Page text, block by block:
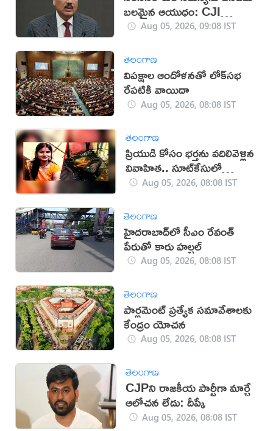
బలమైన ఆయుధం: CJI
సూర్యకాంత్
Aug 05, 2026, 09:08 IST
తెలంగాణ
విపక్షాల ఆందోళనతో లోక్‌సభ
రేపటికి వాయిదా
Aug 05, 2026, 08:08 IST
తెలంగాణ
ప్రియుడి కోసం భర్తను వదిలివెళ్లిన
వివాహిత.. సూట్‌కేసులో
మృతదేహం
Aug 05, 2026, 08:08 IST
తెలంగాణ
హైదరాబాద్‌లో సీఎం రేవంత్
పేరుతో కారు హల్చల్
Aug 05, 2026, 08:08 IST
తెలంగాణ
పార్లమెంట్‌ ప్రత్యేక సమావేశాలకు
కేంద్రం యోచన
Aug 05, 2026, 08:08 IST
తెలంగాణ
CJPని రాజకీయ పార్టీగా మార్చే
ఆలోచన లేదు: దీప్కే
Aug 05, 2026, 08:08 IST